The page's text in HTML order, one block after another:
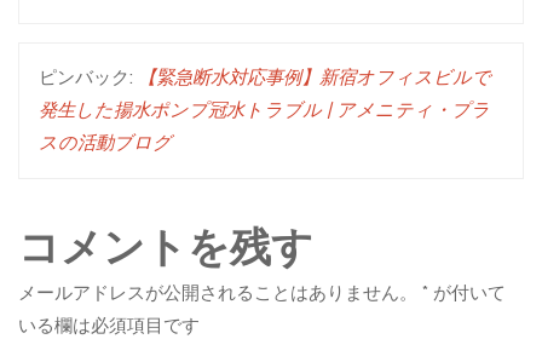
ピンバック:
【緊急断水対応事例】新宿オフィスビルで
発生した揚水ポンプ冠水トラブル | アメニティ・プラ
スの活動ブログ
コメントを残す
メールアドレスが公開されることはありません。 * が付いて
いる欄は必須項目です